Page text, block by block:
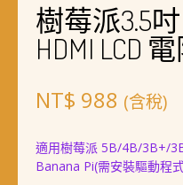
樹莓派3.5吋
HDMI LCD
NT$ 988 (含稅)
適用樹莓派 5B/4B/3B+/
Banana Pi(需安裝驅動程